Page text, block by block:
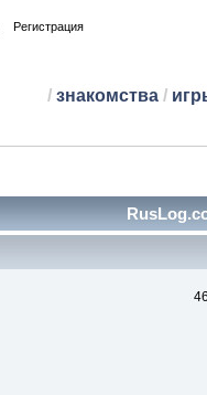
Регистрация
/ знакомства/